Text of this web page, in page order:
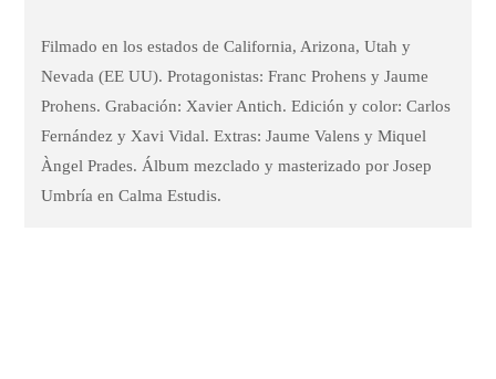
Filmado en los estados de California, Arizona, Utah y
Nevada (EE UU). Protagonistas: Franc Prohens y Jaume
Prohens. Grabación: Xavier Antich. Edición y color: Carlos
Fernández y Xavi Vidal. Extras: Jaume Valens y Miquel
Àngel Prades. Álbum mezclado y masterizado por Josep
Umbría en Calma Estudis.